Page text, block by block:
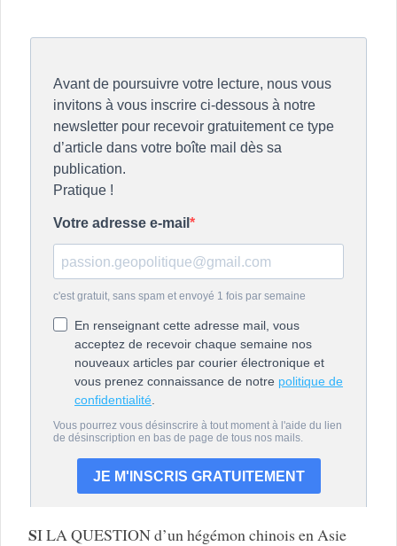
SI LA QUESTION d’un hégémon chinois en Asie